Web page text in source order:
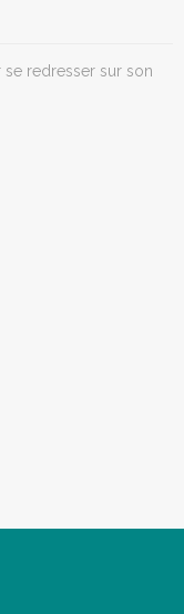
redresser sur son